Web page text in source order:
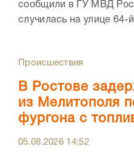
сообщили в ГУ МВД
случилась на улице
Происшествия
В Ростове
из Мелитополя
фургона с
05.08.2026 14:52